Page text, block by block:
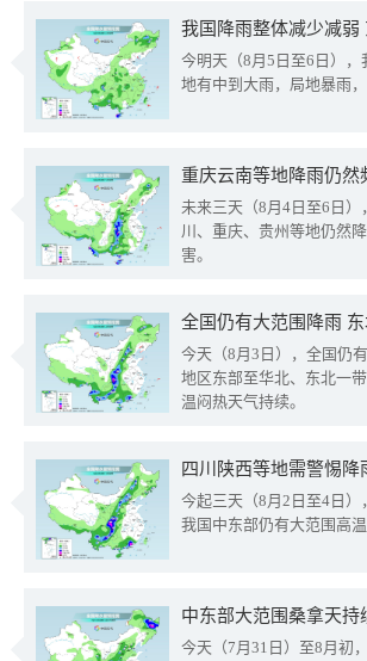
我国降雨整体减少减弱
今明天（8月5日至6日）
地有中到大雨，局地暴雨
重庆云南等地降雨仍然
未来三天（8月4日至6日
川、重庆、贵州等地仍然
害。
全国仍有大范围降雨
今天（8月3日），全国仍
地区东部至华北、东北一
温闷热天气持续。
今起三天（8月2日至4日
我国中东部仍有大范围高
中东部大范围桑拿天
今天（7月31日）至8月初